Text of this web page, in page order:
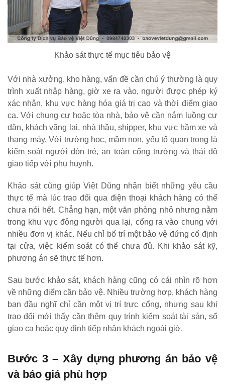
Khảo sát thực tế mục tiêu bảo vệ
Với nhà xưởng, kho hàng, vấn đề cần chú ý thường là quy
trình xuất nhập hàng, giờ xe ra vào, người được phép ký
xác nhận, khu vực hàng hóa giá trị cao và thời điểm giao
ca. Với chung cư hoặc tòa nhà, bảo vệ cần nắm luồng cư
dân, khách vãng lai, nhà thầu, shipper, khu vực hầm xe và
thang máy. Với trường học, mầm non, yếu tố quan trọng là
kiểm soát người đón trẻ, an toàn cổng trường và thái độ
giao tiếp với phụ huynh.
Khảo sát cũng giúp Việt Dũng nhận biết những yêu cầu
thực tế mà lúc trao đổi qua điện thoại khách hàng có thể
chưa nói hết. Chẳng hạn, một văn phòng nhỏ nhưng nằm
trong khu vực đông người qua lại, cổng ra vào chung với
nhiều đơn vị khác. Nếu chỉ bố trí một bảo vệ đứng cố định
tại cửa, việc kiểm soát có thể chưa đủ. Khi khảo sát kỹ,
phương án sẽ thực tế hơn.
Sau bước khảo sát, khách hàng cũng có cái nhìn rõ hơn
về những điểm cần bảo vệ. Nhiều trường hợp, khách hàng
ban đầu nghĩ chỉ cần một vị trí trực cổng, nhưng sau khi
trao đổi mới thấy cần thêm quy trình kiểm soát tài sản, sổ
giao ca hoặc quy định tiếp nhận khách ngoài giờ.
Bước 3 – Xây dựng phương án bảo vệ
và báo giá phù hợp